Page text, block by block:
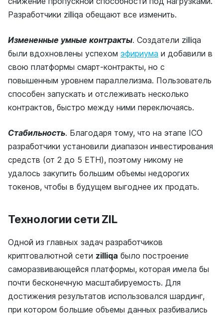
Разработчики zilliqa обещают все изменить.
Измененные умные контракты. Создатели zilliqa
были вдохновлены успехом эфириума и добавили в
свою платформы смарт-контракты, но с
повышенным уровнем параллелизма. Пользователь
способен запускать и отслеживать несколько
контрактов, быстро между ними переключаясь.
Стабильность. Благодаря тому, что на этапе ICO
разработчики установили диапазон инвестирования
средств (от 2 до 5 ETH), поэтому никому не
удалось закупить большим объемы недорогих
токенов, чтобы в будущем выгоднее их продать.
Технологии сети ZIL
Одной из главных задач разработчиков
криптовалютной сети zilliqa было построение
саморазвивающейся платформы, которая имела бы
почти бесконечную масштабируемость. Для
достижения результатов использовался шардинг,
при котором большие объемы данных разбивались